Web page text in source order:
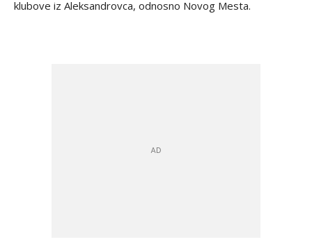
klubove iz Aleksandrovca, odnosno Novog Mesta.